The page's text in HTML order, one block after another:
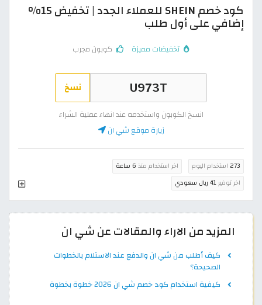
كود خصم SHEIN للعملاء الجدد | تخفيض 15%
إضافي على أول طلب
تخفيضات مميزة كوبون مجرب
نسخ
انسخ الكوبون واستخدمه عند انهاء عملية الشراء
زيارة موقع شي ان
273 استخدام اليوم اخر استخدام منذ 6 ساعة
اخر توفير41 ريال سعودي
المزيد من الاراء والمقالات عن شي ان
كيف أطلب من شي ان والدفع عند الاستلام بالخطوات
الصحيحة؟
كيفية استخدام كود خصم شي ان 2026 خطوة بخطوة